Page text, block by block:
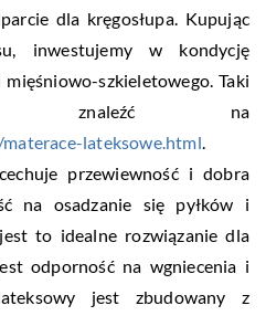
dla kręgosłupa. Kupując
inwestujemy w kondycję
mięśniowo-szkieletowego. Taki
znaleźć na
lateksowe.html.
przewiewność i dobra
na osadzanie się pyłków i
to idealne rozwiązanie dla
odporność na wgniecenia i
jest zbudowany z